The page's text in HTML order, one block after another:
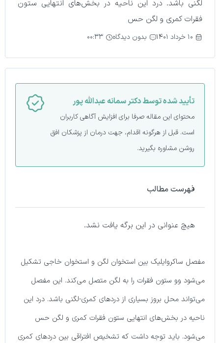
۱۰ خرداد ۱۴۰۱ بدون دیدگاه ۰۰:۳۳
لگنی باشد. درد این ناحیه در بخش‌های انتهایی ستون
فقرات کمری و لگن حس
تأیید‌‌‌‌‌‌‌ شده توسط دکتر سمانه عبدالله پور
محتوای این مقاله صرفا برای افزایش آگاهی کاربران
است. قبل از هرگونه اقدام، جهت درمان از پزشکان افق
روشن مشاوره بگیرید.
فهرست مطالب
هیچ عنوانی در این برگه یافت نشد.
مفصل ساکروایلیک بین استخوان لگن و استخوان خاجی تشکیل
می‌شود وو ستون فقرات را به لگن متصل می‌کند. این مفصل
می‌تواند محل بروز بسیاری از دردهای کمری-لگنی باشد. درد این
ناحیه در بخش‌های انتهایی ستون فقرات کمری و لگن حس
می‌شود. باید توجه داشت که تشخیص افتراقی بین دردهای کمری